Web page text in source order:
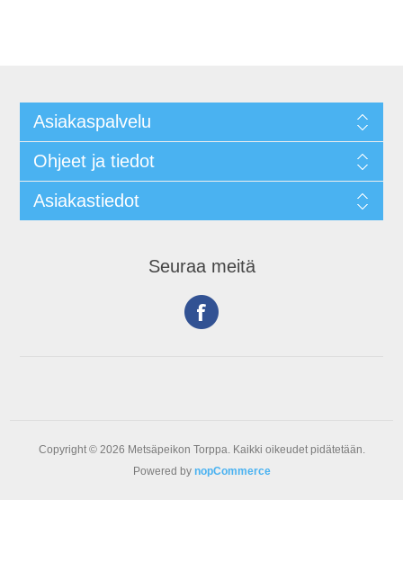
Asiakaspalvelu
Ohjeet ja tiedot
Asiakastiedot
Seuraa meitä
Copyright © 2026 Metsäpeikon Torppa. Kaikki oikeudet pidätetään.
Powered by nopCommerce